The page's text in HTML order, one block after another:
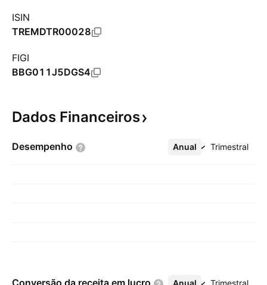
ISIN
TREMDTR00028
FIGI
BBG011J5DGS4
Dados Financeiros
Desempenho Anual Trimestral
Mais
Conversão da receita em lucro Anual Trimestral
Mais